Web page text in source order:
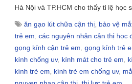
Hà Nội và TP.HCM cho thấy tỉ lệ học
ăn gạo lút chữa cận thị bảo vệ
trẻ em các nguyên nhân cận thị học
gọng kính cận trẻ em gọng kính trẻ
kính chống uv, kính mát cho trẻ em
kính trẻ em
kính trẻ em chống uv,